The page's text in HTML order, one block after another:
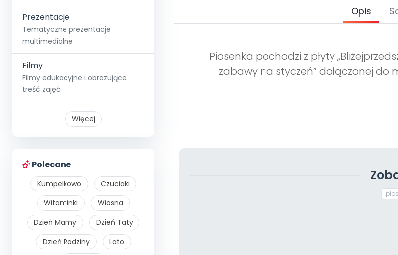
Prezentacje
Tematyczne prezentacje
multimedialne
Filmy
Filmy edukacyjne i obrazujące
treść zajęć
Więcej
Polecane
Kumpelkowo
Czuciaki
Witaminki
Wiosna
Dzień Mamy
Dzień Taty
Dzień Rodziny
Lato
Opis
Piosenka pochodzi z płyty
zabawy na styczeń” dołączonej do